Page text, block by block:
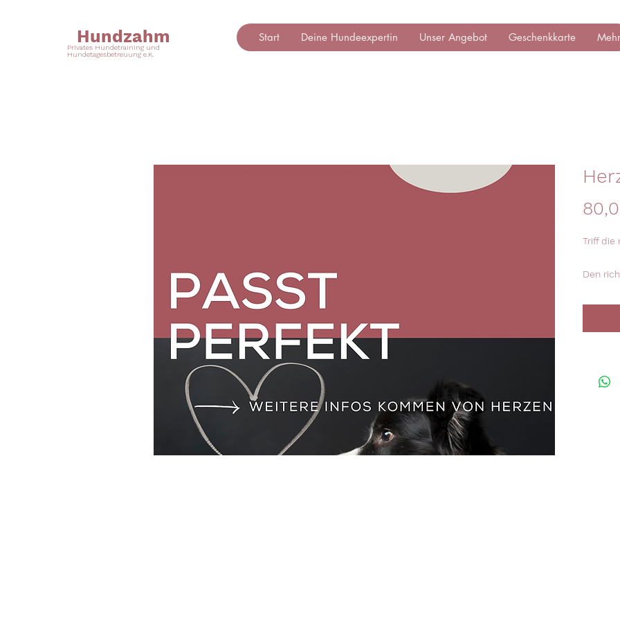
Hundzahm Start Deine Hundeexpertin Unser Angebot Geschenkkarte Mehr
Privates Hundetraining und
Hundetagesbetreuung e.K.
Triff die
Den
du